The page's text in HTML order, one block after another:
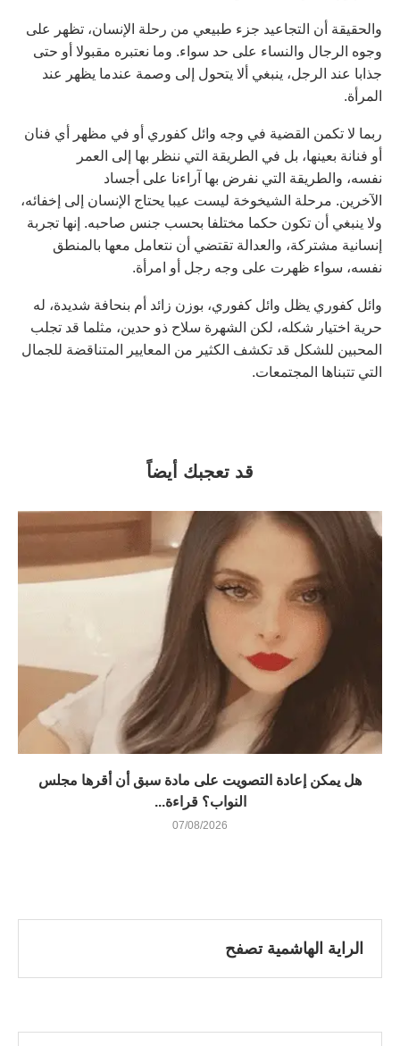
والحقيقة أن التجاعيد جزء طبيعي من رحلة الإنسان، تظهر على
وجوه الرجال والنساء على حد سواء. وما نعتبره مقبولا أو حتى
جذابا عند الرجل، ينبغي ألا يتحول إلى وصمة عندما يظهر عند
المرأة.
ربما لا تكمن القضية في وجه وائل كفوري أو في مظهر أي فنان
أو فنانة بعينها، بل في الطريقة التي ننظر بها إلى العمر
نفسه، والطريقة التي نفرض بها آراءنا على أجساد
الآخرين. مرحلة الشيخوخة ليست عيبا يحتاج الإنسان إلى إخفائه،
ولا ينبغي أن تكون حكما مختلفا بحسب جنس صاحبه. إنها تجربة
إنسانية مشتركة، والعدالة تقتضي أن نتعامل معها بالمنطق
نفسه، سواء ظهرت على وجه رجل أو امرأة.
وائل كفوري يظل وائل كفوري، بوزن زائد أم بنحافة شديدة، له
حرية اختيار شكله، لكن الشهرة سلاح ذو حدين، مثلما قد تجلب
المحبين للشكل قد تكشف الكثير من المعايير المتناقضة للجمال
التي تتبناها المجتمعات.
قد تعجبك أيضاً
هل يمكن إعادة التصويت على مادة سبق أن أقرها مجلس
النواب؟ قراءة...
07/08/2026
الراية الهاشمية تصفح